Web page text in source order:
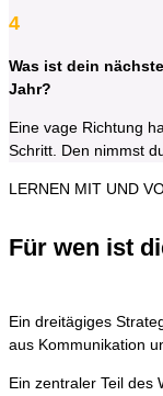
4
Was ist dein
Jahr?
Eine vage Richtung
Schritt. Den nimmst
LERNEN MIT UND
Für wen ist
Ein dreitägiges
aus Kommunikation
Ein zentraler Teil des